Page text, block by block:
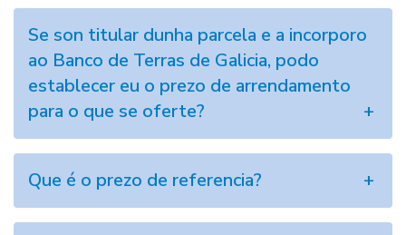
Se son titular dunha parcela e a incorporo
ao Banco de Terras de Galicia, podo
establecer eu o prezo de arrendamento
para o que se oferte?
Que é o prezo de referencia?